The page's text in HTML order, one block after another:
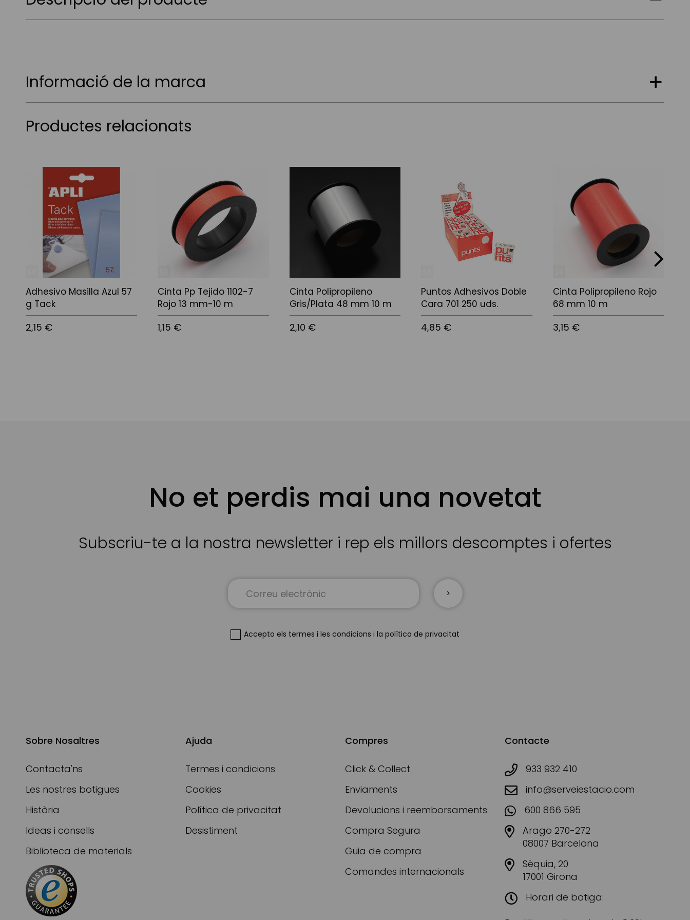
Informació de la marca
Productes relacionats
Adhesivo Masilla Azul 57
g Tack
2,15 €
Cinta Pp Tejido 1102-7
Rojo 13 mm-10 m
1,15 €
Cinta Polipropileno
Gris/Plata 48 mm 10 m
2,10 €
Puntos Adhesivos Doble
Cara 701 250 uds.
4,85 €
Cinta Polipropileno Rojo
68 mm 10 m
3,15 €
next
No et perdis mai una novetat
Subscriu-te a la nostra newsletter i rep els millors descomptes i ofertes
Up
Accepto els termes i les condicions i la política de privacitat
Sobre Nosaltres
Contacta'ns
Les nostres botigues
Història
Ideas i consells
Biblioteca de materials
Ajuda
Termes i condicions
Cookies
Política de privacitat
Desistiment
Compres
Click & Collect
Enviaments
Devolucions i reemborsaments
Compra Segura
Guia de compra
Comandes internacionals
Contacte
933 932 410
info@serveiestacio.com
600 866 595
Arago 270-272
08007 Barcelona
Sèquia, 20
17001 Girona
Horari de botiga: